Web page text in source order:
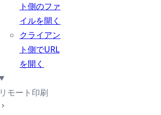
ト側のファ
イルを開く
クライアン
ト側でURL
を開く
リモート印刷